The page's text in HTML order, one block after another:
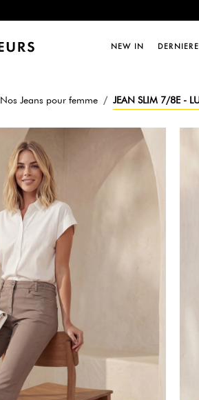
Dernière
Dernière
NEW IN
Nos Jeans pour femme JEAN SLIM 7/8E -